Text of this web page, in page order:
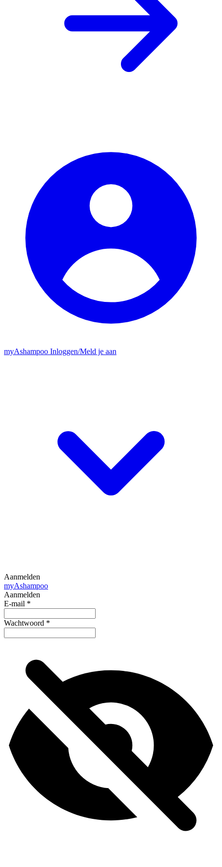
myAshampoo Inloggen/Meld je aan
Aanmelden
myAshampoo
Aanmelden
E-mail *
Wachtwoord *